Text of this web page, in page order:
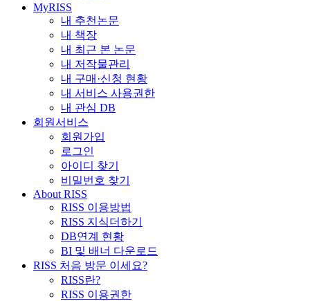
MyRISS
내 추천논문
내 책장
내 최근 본 논문
내 저작물관리
내 구매·신청 현황
내 서비스 사용권한
내 관심 DB
회원서비스
회원가입
로그인
아이디 찾기
비밀번호 찾기
About RISS
RISS 이용방법
RISS 지식더하기
DB연계 현황
BI 및 배너 다운로드
RISS 처음 방문 이세요?
RISS란?
RISS 이용권한